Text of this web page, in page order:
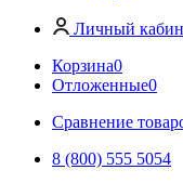
Личный
Корзина0
Отложенные0
Сравнение
8 (800) 555 5054